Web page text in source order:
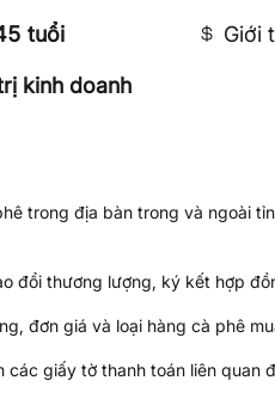
tuổi Giới
kinh doanh
trong địa bàn trong và ngoài
đổi thương lượng, ký kết hợp
đơn giá và loại hàng cà phê
các giấy tờ thanh toán liên quan